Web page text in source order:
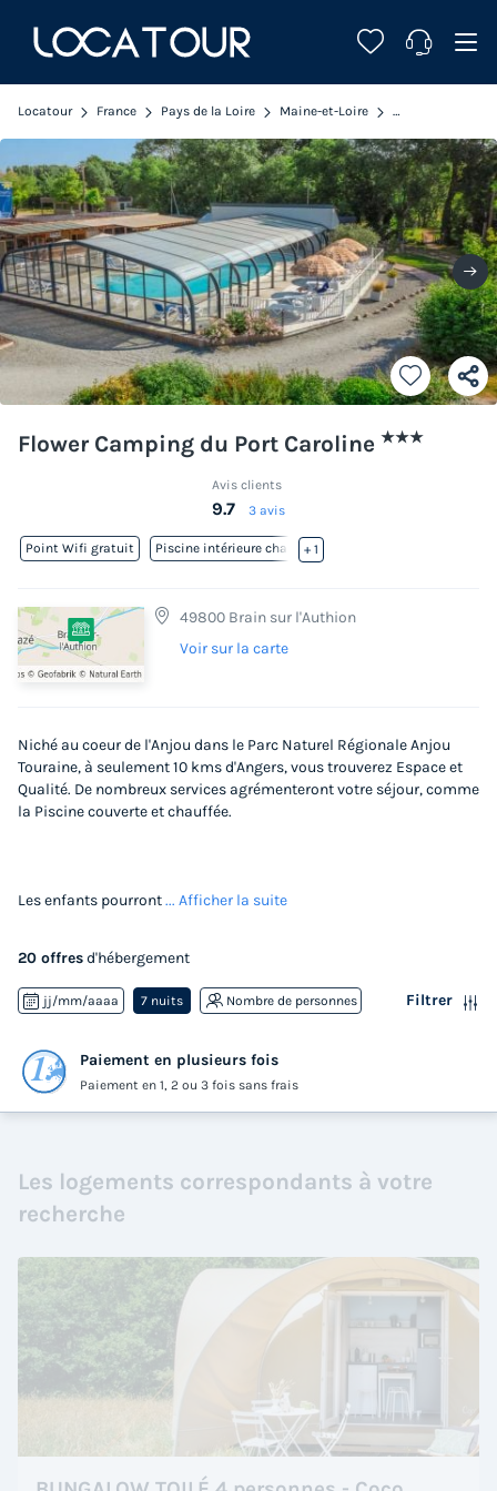
Locatour France Pays de la Loire Maine-et-Loire Brain sur
Flower Camping du Port Caroline ★★★
Avis clients
9.7 3 avis
Point Wifi gratuit Piscine intérieure chauffée
+ 1
49800 Brain sur l'Authion
Voir sur la carte
Niché au coeur de l'Anjou dans le Parc Naturel Régionale Anjou
Touraine, à seulement 10 kms d'Angers, vous trouverez Espace et
Qualité. De nombreux services agrémenteront votre séjour, comme
la Piscine couverte et chauffée.
Les enfants pourront... Afficher la suite
20 offresd'hébergement
jj/mm/aaaa 7 nuits Nombre de personnes Filtrer
Paiement en plusieurs fois
Paiement en 1, 2 ou 3 fois sans frais
Les logements correspondants à votre
recherche